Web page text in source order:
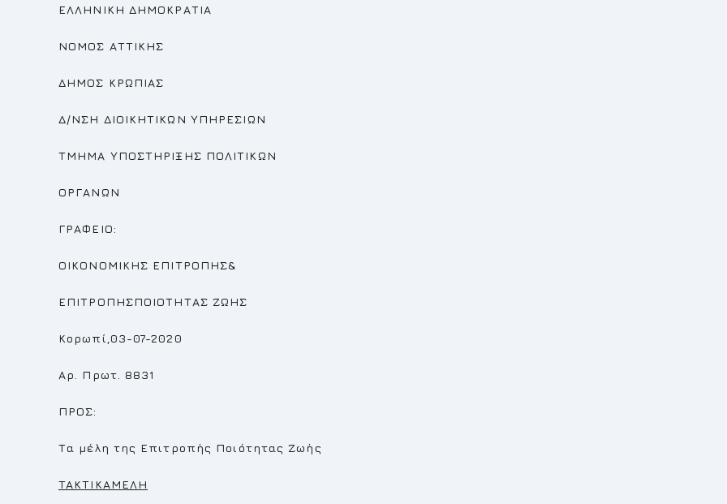
ΕΛΛΗΝΙΚΗ ΔΗΜΟΚΡΑΤΙΑ
ΝΟΜΟΣ ΑΤΤΙΚΗΣ
ΔΗΜΟΣ ΚΡΩΠΙΑΣ
Δ/ΝΣΗ ΔΙΟΙΚΗΤΙΚΩΝ ΥΠΗΡΕΣΙΩΝ
ΤΜΗΜΑ ΥΠΟΣΤΗΡΙΞΗΣ ΠΟΛΙΤΙΚΩΝ
ΟΡΓΑΝΩΝ
ΓΡΑΦΕΙΟ:
ΟΙΚΟΝΟΜΙΚΗΣ ΕΠΙΤΡΟΠΗΣ&
ΕΠΙΤΡΟΠΗΣΠΟΙΟΤΗΤΑΣ ΖΩΗΣ
Κορωπί,03-07-2020
Αρ. Πρωτ. 8831
ΠΡΟΣ:
Τα μέλη της Επιτροπής Ποιότητας Ζωής
TAKTIKAMEΛH